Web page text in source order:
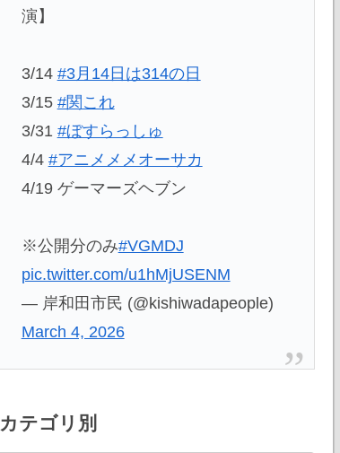
演】
3/14 #3月14日は314の日
3/15 #関これ
3/31 #ぼすらっしゅ
4/4 #アニメメメオーサカ
4/19 ゲーマーズヘブン
※公開分のみ#VGMDJ
pic.twitter.com/u1hMjUSENM
— 岸和田市民 (@kishiwadapeople)
March 4, 2026
カテゴリ別